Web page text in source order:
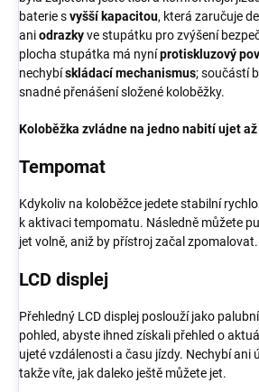
baterie svyšší kapacitou, která zaručuje
aniodrazkyve stupátku pro zvýšení
plocha stupátka má nyníprotiskluzový
nechybískládací mechanismus; součástí
snadné přenášení složené koloběžky.
Koloběžka zvládne na jedno nabití ujet až
Tempomat
Kdykoliv na koloběžce jedete stabilní
k aktivaci tempomatu. Následně můžete
jet volně, aniž by přístroj začal zpomalovat.
LCD displej
Přehledný LCD displej poslouží jako
pohled, abyste ihned získali přehled o
ujeté vzdálenosti a času jízdy. Nechybí ani
takže víte, jak daleko ještě můžete jet.